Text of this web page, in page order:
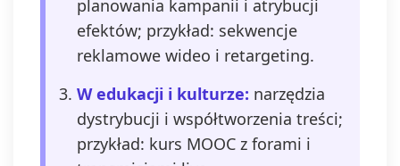
planowania kampanii i atrybucji
efektów; przykład: sekwencje
reklamowe wideo i retargeting.
W edukacji i kulturze: narzędzia
dystrybucji i współtworzenia treści;
przykład: kurs MOOC z forami i